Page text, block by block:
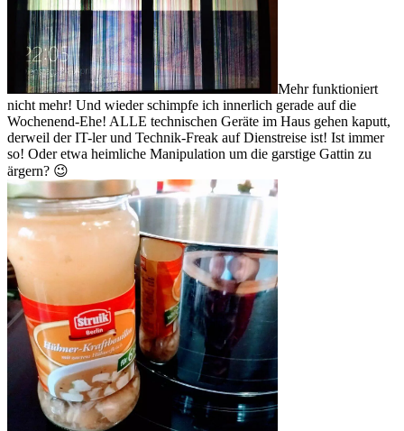
Mehr funktioniert
nicht mehr! Und wieder schimpfe ich innerlich gerade auf die
Wochenend-Ehe! ALLE technischen Geräte im Haus gehen kaputt,
derweil der IT-ler und Technik-Freak auf Dienstreise ist! Ist immer
so! Oder etwa heimliche Manipulation um die garstige Gattin zu
ärgern? 😉